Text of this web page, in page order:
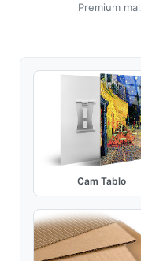
Premium
Cam Tablo